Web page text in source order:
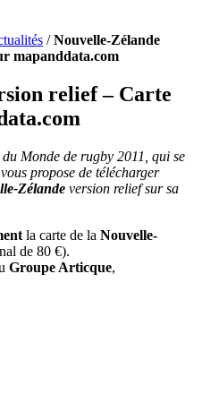
/Nouvelle-Zélande
mapanddata.com
relief – Carte
Monde de rugby 2011, qui se
vous propose de télécharger
Zélande version relief sur sa
la carte de la Nouvelle-
de 80 €).
Groupe Articque,